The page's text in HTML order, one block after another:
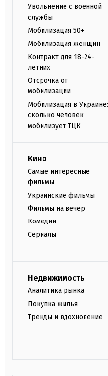
Увольнение с военной
службы
Мобилизация 50+
Мобилизация женщин
Контракт для 18-24-
летних
Отсрочка от
мобилизации
Мобилизация в Украине:
сколько человек
мобилизует ТЦК
Кино
Самые интересные
фильмы
Украинские фильмы
Фильмы на вечер
Комедии
Сериалы
Недвижимость
Аналитика рынка
Покупка жилья
Тренды и вдохновение